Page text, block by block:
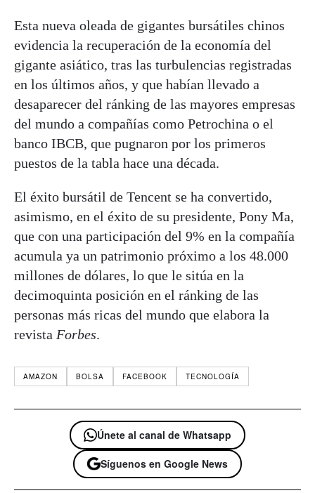
Esta nueva oleada de gigantes bursátiles chinos
evidencia la recuperación de la economía del
gigante asiático, tras las turbulencias registradas
en los últimos años, y que habían llevado a
desaparecer del ránking de las mayores empresas
del mundo a compañías como Petrochina o el
banco IBCB, que pugnaron por los primeros
puestos de la tabla hace una década.
El éxito bursátil de Tencent se ha convertido,
asimismo, en el éxito de su presidente, Pony Ma,
que con una participación del 9% en la compañía
acumula ya un patrimonio próximo a los 48.000
millones de dólares, lo que le sitúa en la
decimoquinta posición en el ránking de las
personas más ricas del mundo que elabora la
revista Forbes.
AMAZON BOLSA FACEBOOK TECNOLOGÍA
Únete al canal de Whatsapp
Síguenos en Google News